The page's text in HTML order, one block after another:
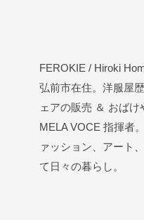
FEROKIE / Hiroki
弘前市在住。洋服屋
ェアの販売 ＆ おば
MELA VOCE 指揮者
ァッション、アート
て日々の暮らし。